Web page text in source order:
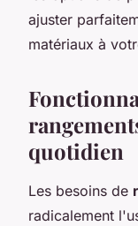
ajuster
matériaux à
quotidien
Les besoins de
radicalement